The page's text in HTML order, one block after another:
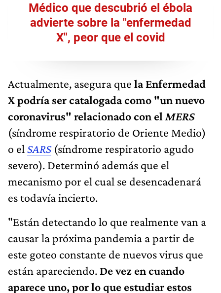
Médico que descubrió el ébola
advierte sobre la "enfermedad
X", peor que el covid
Actualmente, asegura que la Enfermedad
X podría ser catalogada como "un nuevo
coronavirus" relacionado con el MERS
(síndrome respiratorio de Oriente Medio)
o el SARS (síndrome respiratorio agudo
severo). Determinó además que el
mecanismo por el cual se desencadenará
es todavía incierto.
"Están detectando lo que realmente van a
causar la próxima pandemia a partir de
este goteo constante de nuevos virus que
están apareciendo. De vez en cuando
aparece uno, por lo que estudiar estos